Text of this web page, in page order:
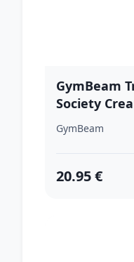
GymBeam
Society
GymBeam
20.95 €